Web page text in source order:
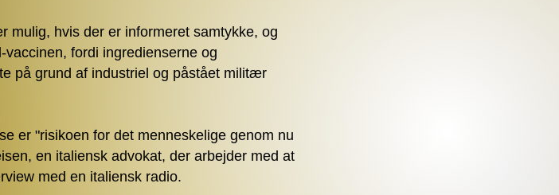
mulig, hvis der er informeret samtykke, og
fordi ingredienserne og
på grund af industriel og påstået militær
er "risikoen for det menneskelige genom nu
en italiensk advokat, der arbejder med at
med en italiensk radio.